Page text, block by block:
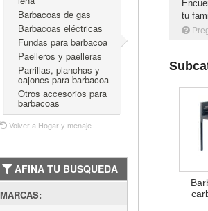
Barbacoas de gas
Barbacoas eléctricas
Fundas para barbacoa
Paelleros y paelleras
Parrillas, planchas y
cajones para barbacoa
Otros accesorios para
barbacoas
Volver a Hogar y menaje
AFINA TU BUSQUEDA
MARCAS:
tu